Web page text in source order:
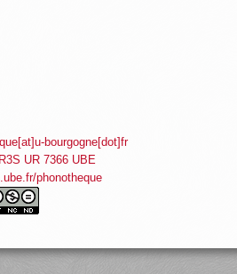
bourgogne[dot]fr
UR 7366 UBE
phonotheque